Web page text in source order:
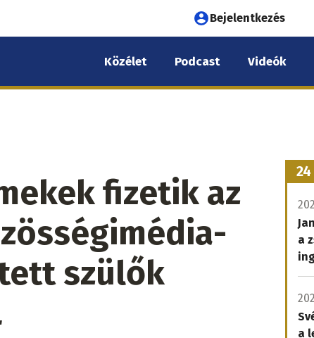
fiók
menüje
Bejelentkezés
Közélet Podcast Videók
fizetik az
szülők
24
a
a